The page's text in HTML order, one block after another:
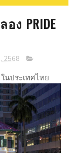
ง PRIDE
2568
นประเทศไทย